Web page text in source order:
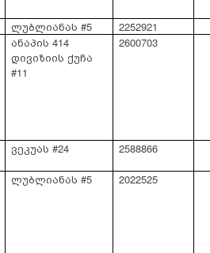
ლუბლიანას #5
2252921
ანაპის 414
დივიზიის ქუჩა
#11
2600703
ვეკუას #24 2588866
ლუბლიანას #5 2022525